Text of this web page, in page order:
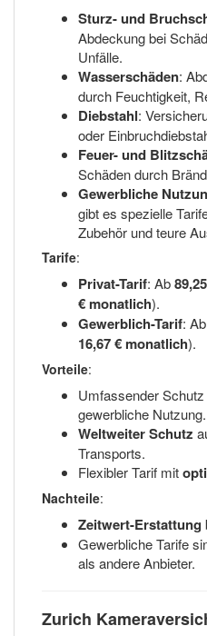
Sturz- und
Abdeckung bei
Unfälle.
Wasserschäden:
durch Feuchtigkeit,
Diebstahl:
oder
Feuer- und
Schäden durch
Gewerbliche
gibt es spezielle
Zubehör und teure
Tarife:
Privat-Tarif: Ab
€ monatlich).
Gewerblich-Tarif: Ab
16,67 € monatlich).
Vorteile:
Umfassender
gewerbliche Nutzung.
Weltweiter Schutz
Transports.
Flexibler Tarif mit
Nachteile:
Zeitwert-Erstattung
Gewerbliche Tarife
als andere Anbieter.
Zurich